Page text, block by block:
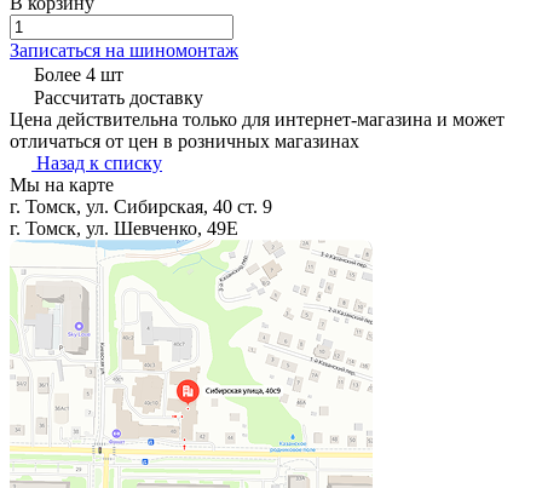
Записаться на шиномонтаж
Более 4 шт
Рассчитать доставку
Цена действительна только для интернет-магазина и может
отличаться от цен в розничных магазинах
Назад к списку
Мы на карте
г. Томск, ул. Сибирская, 40 ст. 9
г. Томск, ул. Шевченко, 49Е